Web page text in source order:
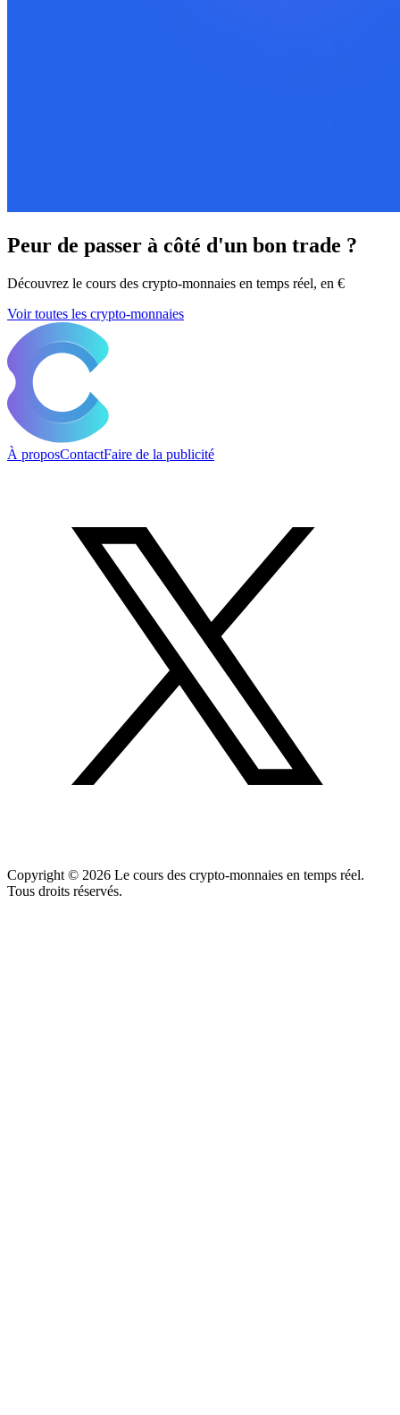
Peur de passer à côté d'un bon trade ?
Découvrez le cours des crypto-monnaies en temps réel, en €
Voir toutes les crypto-monnaies
À proposContactFaire de la publicité
Copyright © 2026 Le cours des crypto-monnaies en temps réel.
Tous droits réservés.